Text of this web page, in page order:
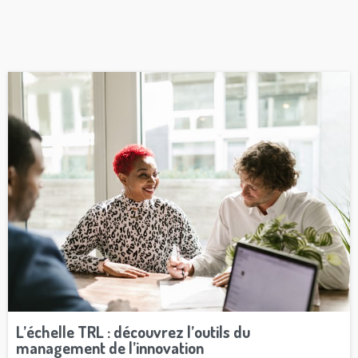
L’échelle TRL : découvrez l’outils du
management de l’innovation